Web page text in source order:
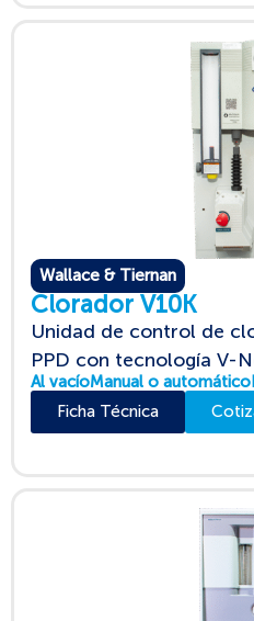
Wallace & Tiernan
Clorador V10K
Unidad de control de
PPD con tecnología V-
Al vacíoManual o automático
Ficha Técnica